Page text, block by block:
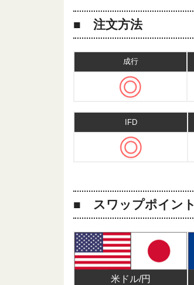
注文方法
成行
IFD
スワップポイント
米ドル/円